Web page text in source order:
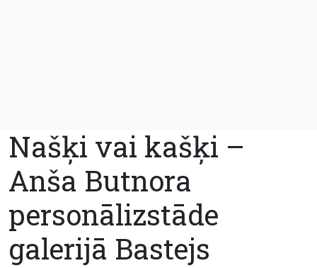
Našķi vai kašķi –
Anša Butnora
personālizstāde
galerijā Bastejs